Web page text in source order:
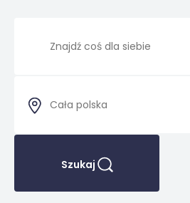
Szukaj